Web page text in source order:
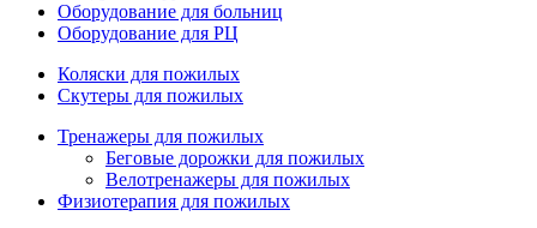
Оборудование для больниц
Оборудование для РЦ
Коляски для пожилых
Скутеры для пожилых
Тренажеры для пожилых
Беговые дорожки для пожилых
Велотренажеры для пожилых
Физиотерапия для пожилых